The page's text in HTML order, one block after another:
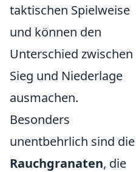
taktischen Spielweise
und können den
Unterschied zwischen
Sieg und Niederlage
ausmachen.
Besonders
unentbehrlich sind die
Rauchgranaten, die